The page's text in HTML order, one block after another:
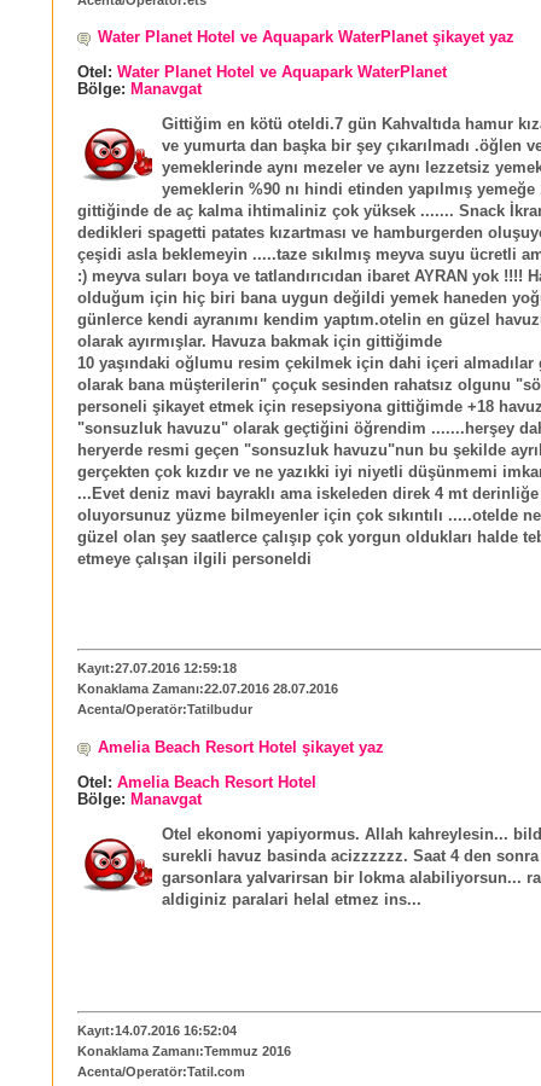
Water Planet Hotel ve Aquapark WaterPlanet şikayet yaz
Otel: Water Planet Hotel ve Aquapark WaterPlanet
Bölge: Manavgat
Gittiğim en kötü oteldi.7 gün Kahvaltıda hamur
ve yumurta dan başka bir şey çıkarılmadı .öğlen
yemeklerinde aynı mezeler ve aynı lezzetsiz
yemeklerin %90 nı hindi etinden yapılmış yemeğe
gittiğinde de aç kalma ihtimaliniz çok yüksek ....... Snack
dedikleri spagetti patates kızartması ve hamburgerden
çeşidi asla beklemeyin .....taze sıkılmış meyva suyu ücretli
:) meyva suları boya ve tatlandırıcıdan ibaret AYRAN yok !!!!
olduğum için hiç biri bana uygun değildi yemek haneden
günlerce kendi ayranımı kendim yaptım.otelin en güzel
olarak ayırmışlar. Havuza bakmak için gittiğimde
10 yaşındaki oğlumu resim çekilmek için dahi içeri almadılar
olarak bana müşterilerin" çoçuk sesinden rahatsız olgunu
personeli şikayet etmek için resepsiyona gittiğimde +18
"sonsuzluk havuzu" olarak geçtiğini öğrendim .......herşey
heryerde resmi geçen "sonsuzluk havuzu"nun bu şekilde
gerçekten çok kızdır ve ne yazıkki iyi niyetli düşünmemi
...Evet deniz mavi bayraklı ama iskeleden direk 4 mt
oluyorsunuz yüzme bilmeyenler için çok sıkıntılı .....otelde
güzel olan şey saatlerce çalışıp çok yorgun oldukları halde
etmeye çalışan ilgili personeldi
Kayıt:27.07.2016 12:59:18
Konaklama Zamanı:22.07.2016 28.07.2016
Acenta/Operatör:Tatilbudur
Amelia Beach Resort Hotel şikayet yaz
Otel: Amelia Beach Resort Hotel
Bölge: Manavgat
Otel ekonomi yapiyormus. Allah kahreylesin...
surekli havuz basinda acizzzzzz. Saat 4 den sonra
garsonlara yalvarirsan bir lokma alabiliyorsun...
aldiginiz paralari helal etmez ins...
Kayıt:14.07.2016 16:52:04
Konaklama Zamanı:Temmuz 2016
Acenta/Operatör:Tatil.com